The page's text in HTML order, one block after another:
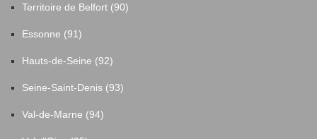
Territoire de Belfort (90)
Essonne (91)
Hauts-de-Seine (92)
Seine-Saint-Denis (93)
Val-de-Marne (94)